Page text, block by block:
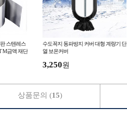
스텐레스
M금액 재단
수도꼭지 동파방지 커버 대형 계량기 단
열 보온커버
3,250원
상품문의 (15)